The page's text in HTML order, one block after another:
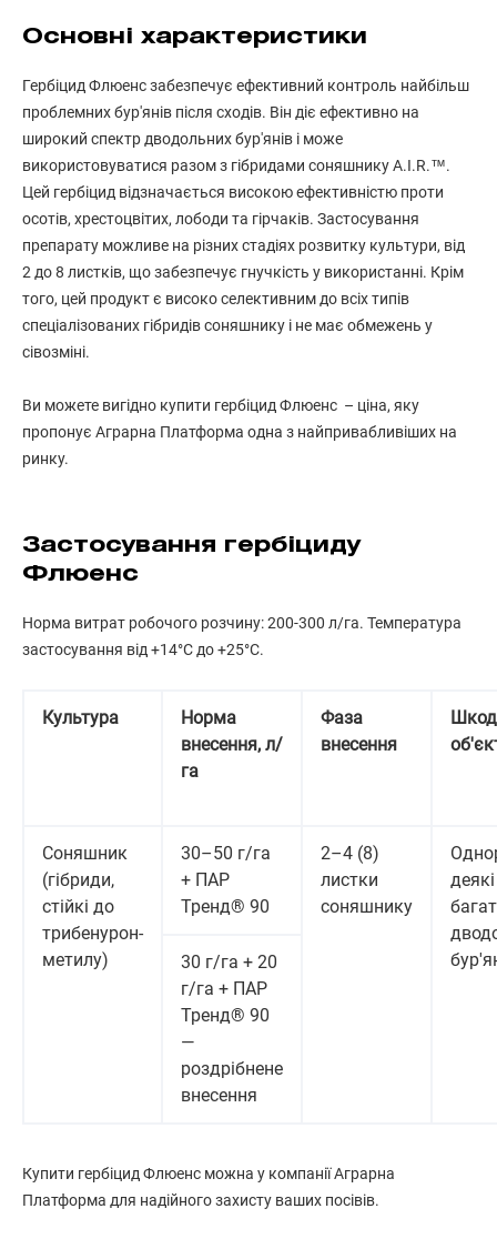
Основні характеристики
Гербіцид Флюенс забезпечує ефективний контроль найбільш
проблемних бур'янів після сходів. Він діє ефективно на
широкий спектр дводольних бур'янів і може
використовуватися разом з гібридами соняшнику A.I.R.™.
Цей гербіцид відзначається високою ефективністю проти
осотів, хрестоцвітих, лободи та гірчаків. Застосування
препарату можливе на різних стадіях розвитку культури, від
2 до 8 листків, що забезпечує гнучкість у використанні. Крім
того, цей продукт є високо селективним до всіх типів
спеціалізованих гібридів соняшнику і не має обмежень у
сівозміні.
Ви можете вигідно купити гербіцид Флюенс – ціна, яку
пропонує Аграрна Платформа одна з найпривабливіших на
ринку.
Застосування гербіциду
Флюенс
Норма витрат робочого розчину: 200-300 л/га. Температура
застосування від +14°С до +25°С.
Культура
Норма
внесення, л/
га
Фаза
внесення
Соняшник
(гібриди,
стійкі до
трибенурон-
метилу)
30–50 г/га
+ ПАР
Тренд® 90
2–4 (8)
листки
соняшнику
деякі
30 г/га + 20
г/га + ПАР
Тренд® 90
—
роздрібнене
внесення
Купити гербіцид Флюенс можна у компанії Аграрна
Платформа для надійного захисту ваших посівів.